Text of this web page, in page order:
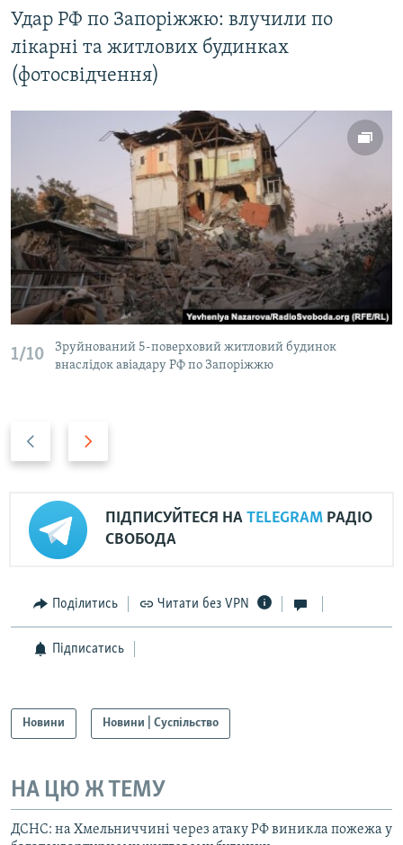
Удар РФ по Запоріжжю: влучили по
лікарні та житлових будинках
(фотосвідчення)
1/10
Зруйнований 5-поверховий житловий будинок
внаслідок авіадару РФ по Запоріжжю
р
е
д
ПІДПИСУЙТЕСЯ НА TELEGRAM РАДІО
СВОБОДА
Поділитись Читати без VPN
Підписатись
Новини Новини | Суспільство
НА ЦЮ Ж ТЕМУ
ДСНС: на Хмельниччині через атаку РФ виникла пожежа у